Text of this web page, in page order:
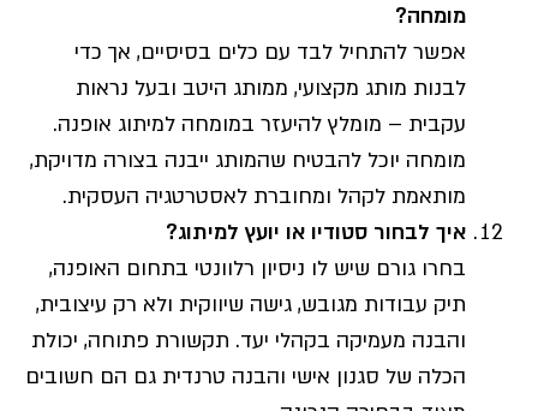
מומחה?
אפשר להתחיל לבד עם כלים בסיסיים, אך כדי
לבנות מותג מקצועי, ממותג היטב ובעל נראות
עקבית – מומלץ להיעזר במומחה למיתוג אופנה.
מומחה יוכל להבטיח שהמותג ייבנה בצורה מדויקת,
מותאמת לקהל ומחוברת לאסטרטגיה העסקית.
איך לבחור סטודיו או יועץ למיתוג?
בחרו גורם שיש לו ניסיון רלוונטי בתחום האופנה,
תיק עבודות מגובש, גישה שיווקית ולא רק עיצובית,
והבנה מעמיקה בקהלי יעד. תקשורת פתוחה, יכולת
הכלה של סגנון אישי והבנה טרנדית גם הם חשובים